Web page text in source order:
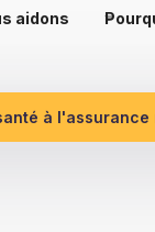
aidons
à l'assurance